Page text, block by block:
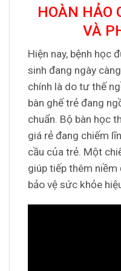
HOÀN HẢO
VÀ
Hiện nay, bệnh học
sinh đang ngày
chính là do tư thế
bàn ghế trẻ đang
chuẩn. Bộ bàn học
giá rẻ đang chiếm
cầu của trẻ. Một
giúp tiếp thêm
bảo vệ sức khỏe